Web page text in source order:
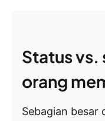
Status vs.
orang
Sebagian besar